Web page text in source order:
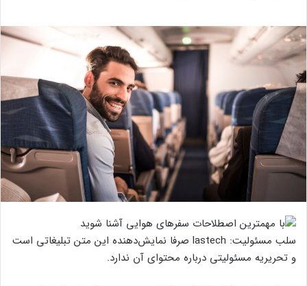
سلب مسئولیت: lastech صرفا نمایش‌دهنده این متن تبلیغاتی است
و تحریریه مسئولیتی درباره محتوای آن ندارد.